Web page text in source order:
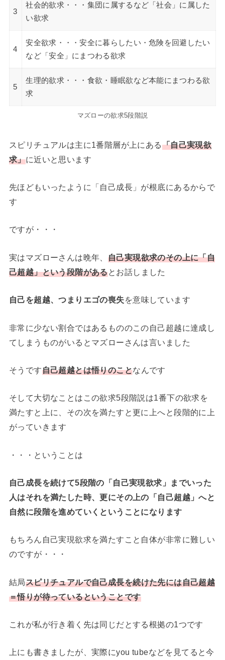
3
社会的欲求・・・集団に属するなど「社会」に属した
い欲求
4
安全欲求・・・安全に暮らしたい・危険を回避したい
など「安全」にまつわる欲求
5
生理的欲求・・・食欲・睡眠欲など本能にまつわる欲
求
マズローの欲求5段階説
スピリチュアルは主に1番階層が上にある「自己実現欲
求」に近いと思います
先ほどもいったように「自己成長」が根底にあるからで
す
ですが・・・
実はマズローさんは晩年、 自己実現欲求のその上に「自
己超越」という段階があるとお話しました
自己を超越、つまりエゴの喪失を意味しています
非常に少ない割合ではあるもののこの自己超越に達成し
てしまうものがいるとマズローさんは言いました
そうです自己超越とは悟りのことなんです
そして大切なことはこの欲求5段階説は1番下の欲求を
満たすと上に、その次を満たすと更に上へと段階的に上
がっていきます
・・・ということは
自己成長を続けて5段階の「自己実現欲求」までいった
人はそれを満たした時、更にその上の「自己超越」へと
自然に段階を進めていくということになります
もちろん自己実現欲求を満たすこと自体が非常に難しい
のですが・・・
結局スピリチュアルで自己成長を続けた先には自己超越
＝悟りが待っているということです
これが私が行き着く先は同じだとする根拠の1つです
上にも書きましたが、実際にyou tubeなどを見てると今